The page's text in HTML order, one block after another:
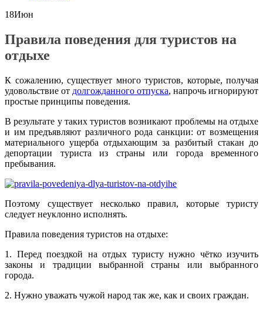
18Июн
Правила поведения для туристов на
отдыхе
К сожалению, существует много туристов, которые, получая
удовольствие от долгожданного отпуска, напрочь игнорируют
простые принципы поведения.
В результате у таких туристов возникают проблемы на отдыхе
и им предъявляют различного рода санкции: от возмещения
материального ущерба отдыхающим за разбитый стакан до
депортации туриста из страны или города временного
пребывания.
Поэтому существует несколько правил, которые туристу
следует неуклонно исполнять.
Правила поведения туристов на отдыхе:
1. Перед поездкой на отдых туристу нужно чётко изучить
законы и традиции выбранной страны или выбранного
города.
2. Нужно уважать чужой народ так же, как и своих граждан.